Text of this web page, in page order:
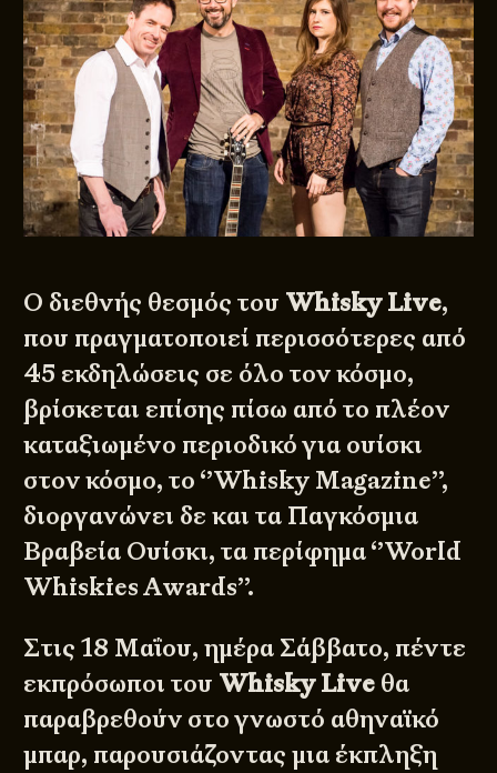
Ο διεθνής θεσμός του Whisky Live,
που πραγματοποιεί περισσότερες από
45 εκδηλώσεις σε όλο τον κόσμο,
βρίσκεται επίσης πίσω από το πλέον
καταξιωμένο περιοδικό για ουίσκι
στον κόσμο, το ‘’Whisky Magazine’’,
διοργανώνει δε και τα Παγκόσμια
Βραβεία Ουίσκι, τα περίφημα ‘’World
Whiskies Awards’’.
Στις 18 Μαΐου, ημέρα Σάββατο, πέντε
εκπρόσωποι του Whisky Live θα
παραβρεθούν στο γνωστό αθηναϊκό
μπαρ, παρουσιάζοντας μια έκπληξη